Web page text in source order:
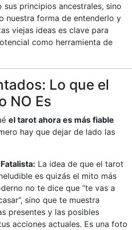
principios ancestrales, sino
nuestra forma de entenderlo y
viejas ideas es clave para
como herramienta de
Lo que el
NO Es
el tarot ahora es más fiable
hay que dejar de lado las
La idea de que el tarot
es quizás el mito más
no te dice que “te vas a
sino que te muestra
presentes y las posibles
acciones actuales. Es una foto